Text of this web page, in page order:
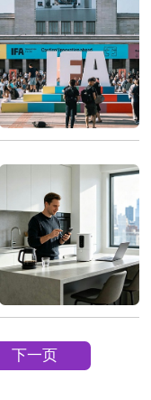
下一页